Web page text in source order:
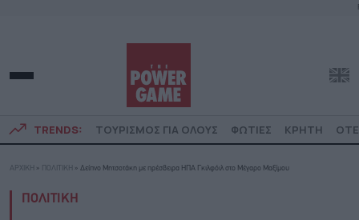
TRENDS: ΤΟΥΡΙΣΜΟΣ ΓΙΑ ΟΛΟΥΣ ΦΩΤΙΕΣ ΚΡΗΤΗ ΟΤΕ
ΑΡΧΙΚΗ » ΠΟΛΙΤΙΚΗ » Δείπνο Μητσοτάκη με πρέσβειρα ΗΠΑ Γκιλφόιλ στο Μέγαρο Μαξίμου
ΠΟΛΙΤΙΚΗ